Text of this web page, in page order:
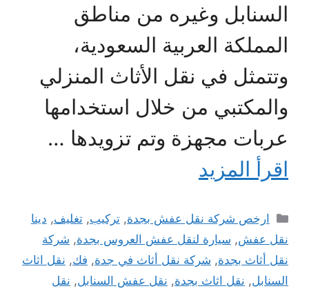
السنابل وغيره من مناطق
المملكة العربية السعودية،
وتتمثل في نقل الأثاث المنزلي
والمكتبي من خلال استخدامها
عربات مجهزة وتم تزويدها …
اقرأ المزيد
التصنيفات
ارخص شركة نقل عفش بجدة,تركيب,تغليف, دينا
نقل عفش, سيارة لنقل عفش العروس بجدة, شركة
نقل أثاث بجدة, شركة نقل أثاث في جدة, فك, نقل اثاث
السنابل, نقل اثاث بجدة, نقل عفش السنابل, نقل